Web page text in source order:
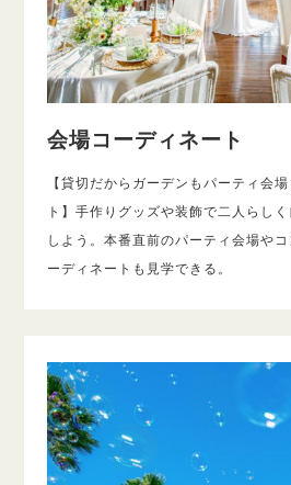
会場コーディネート
【貸切だからガーデンもパーティ会
ト】手作りグッズや装飾で二人らし
しよう。本番直前のパーティ会場や
ーディネートも見学できる。